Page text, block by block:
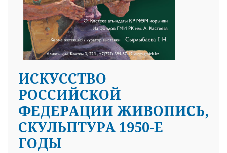
ИСКУССТВО
РОССИЙСКОЙ
ФЕДЕРАЦИИ ЖИВОПИСЬ,
СКУЛЬПТУРА 1950-Е
ГОДЫ